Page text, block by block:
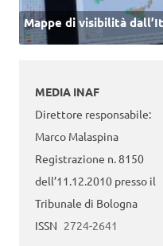
Mappe di visibilità
MEDIA INAF
Direttore responsabile:
Marco Malaspina
Registrazione n. 8150
dell’11.12.2010 presso il
Tribunale di Bologna
ISSN 2724-2641